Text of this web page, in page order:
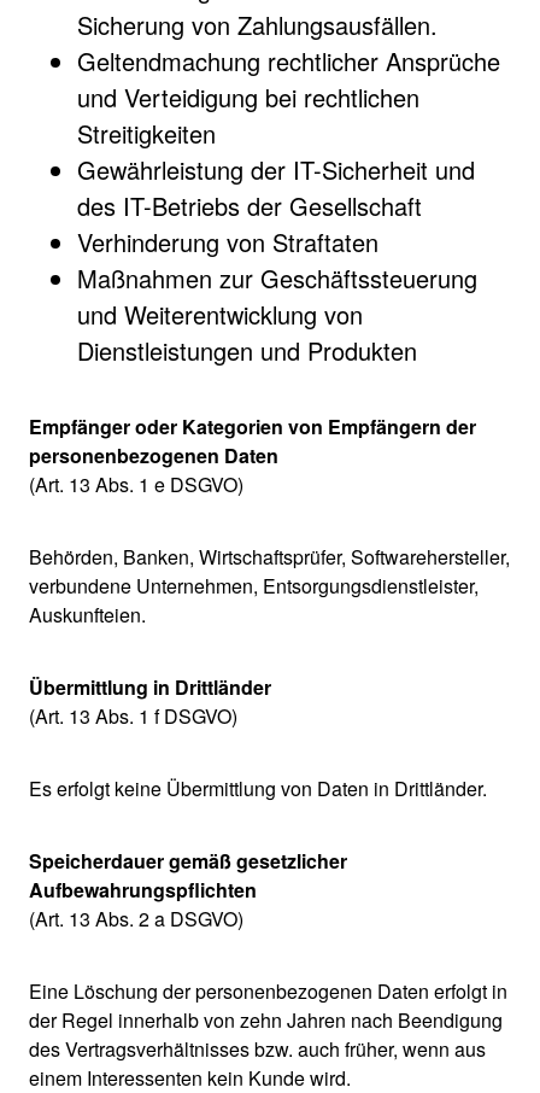
Sicherung von Zahlungsausfällen.
Geltendmachung rechtlicher Ansprüche
und Verteidigung bei rechtlichen
Streitigkeiten
Gewährleistung der IT-Sicherheit und
des IT-Betriebs der Gesellschaft
Verhinderung von Straftaten
Maßnahmen zur Geschäftssteuerung
und Weiterentwicklung von
Dienstleistungen und Produkten
Empfänger oder Kategorien von Empfängern der
personenbezogenen Daten
(Art. 13 Abs. 1 e DSGVO)
Behörden, Banken, Wirtschaftsprüfer, Softwarehersteller,
verbundene Unternehmen, Entsorgungsdienstleister,
Auskunfteien.
Übermittlung in Drittländer
(Art. 13 Abs. 1 f DSGVO)
Es erfolgt keine Übermittlung von Daten in Drittländer.
Speicherdauer gemäß gesetzlicher
Aufbewahrungspflichten
(Art. 13 Abs. 2 a DSGVO)
Eine Löschung der personenbezogenen Daten erfolgt in
der Regel innerhalb von zehn Jahren nach Beendigung
des Vertragsverhältnisses bzw. auch früher, wenn aus
einem Interessenten kein Kunde wird.